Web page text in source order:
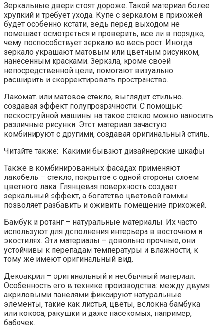
Зеркальные двери стоят дороже. Такой материал более
хрупкий и требует ухода. Купе с зеркалом в прихожей
будет особенно кстати, ведь перед выходом не
помешает осмотреться и проверить, все ли в порядке,
чему поспособствует зеркало во весь рост. Иногда
зеркало украшают матовым или цветным рисунком,
нанесенным красками. Зеркала, кроме своей
непосредственной цели, помогают визуально
расширить и скорректировать пространство.
Лакомат, или матовое стекло, выглядит стильно,
создавая эффект полупрозрачности. С помощью
пескоструйной машины на такое стекло можно наносить
различные рисунки. Этот материал зачастую
комбинируют с другими, создавая оригинальный стиль.
Читайте также: Какими бывают дизайнерские шкафы
Также в комбинированных фасадах применяют
лакобель – стекло, покрытое с одной стороны слоем
цветного лака. Глянцевая поверхность создает
зеркальный эффект, а богатство цветовой гаммы
позволяет разбавить и оживить помещение прихожей.
Бамбук и ротанг – натуральные материалы. Их часто
используют для дополнения интерьера в восточном и
экостилях. Эти материалы – довольно прочные, они
устойчивы к перепадам температуры и влажности, к
тому же имеют оригинальный вид.
Декоакрил – оригинальный и необычный материал.
Особенность его в технике производства: между двумя
акриловыми панелями фиксируют натуральные
элементы, такие как листья, цветы, волокна бамбука
или кокоса, ракушки и даже насекомых, например,
бабочек.